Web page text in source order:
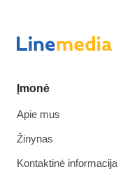
Įmonė
Apie mus
Žinynas
Kontaktinė informacija